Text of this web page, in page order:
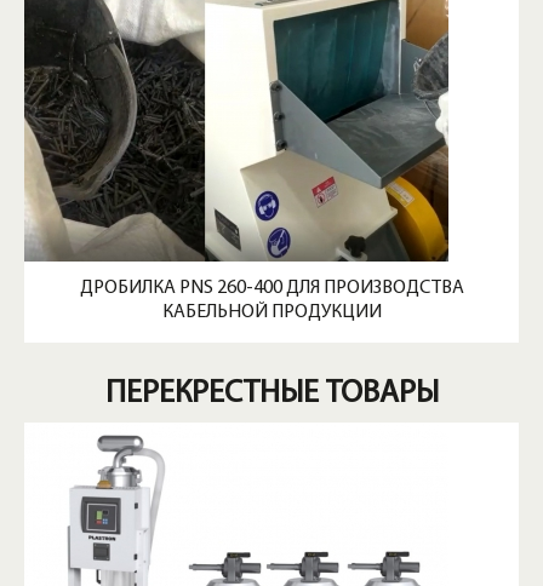
ДРОБИЛКА PNS 260-400 ДЛЯ ПРОИЗВОДСТВА
КАБЕЛЬНОЙ ПРОДУКЦИИ
ПЕРЕКРЕСТНЫЕ ТОВАРЫ